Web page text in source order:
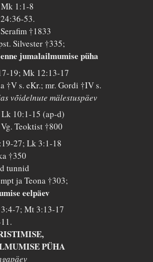
1:1-8
53.
†1833
Silvester †335;
jumalailmumise püha
19; Mk 12:13-17
†V s. eKr.; mr. Gordi †IV s.
võidelnute mälestuspäev
10:1-15 (ap-d)
Teoktist †800
27; Lk 3:1-18
†350
tunnid
ja Teona †303;
eelpäev
7; Mt 3:13-17
PÜHA